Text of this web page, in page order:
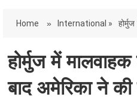
Home » International »
होर्मुज में
बाद अमेरिका ने की